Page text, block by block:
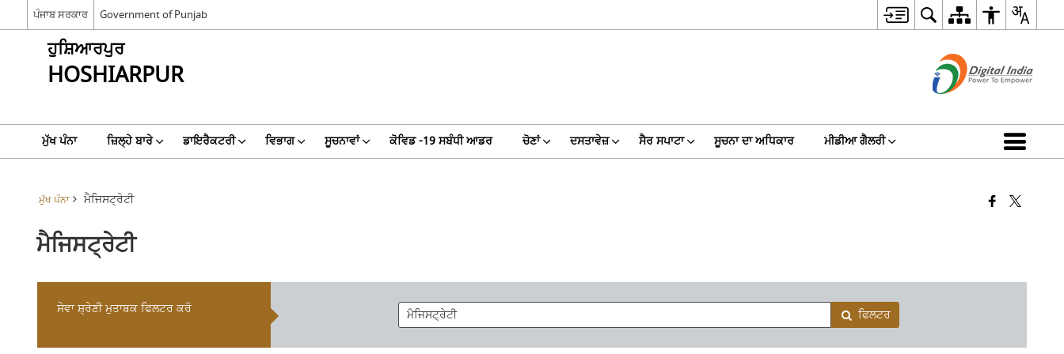
ਪੰਜਾਬ ਸਰਕਾਰ Government of Punjab
ਹੁਸ਼ਿਆਰਪੁਰ
HOSHIARPUR
ਮੁੱਖ ਪੰਨਾ ਜ਼ਿਲ੍ਹੇ ਬਾਰੇ ਡਾਇਰੈਕਟਰੀ ਵਿਭਾਗ ਸੂਚਨਾਵਾਂ ਕੋਵਿਡ -19 ਸਬੰਧੀ ਆਡਰ ਚੋਣਾਂ ਦਸਤਾਵੇਜ਼ ਸੈਰ ਸਪਾਟਾ ਸੂਚਨਾ ਦਾ ਅਧਿਕਾਰ ਮੀਡੀਆ ਗੈਲਰੀ
ਮੁੱਖ ਪੰਨਾ ਮੈਜਿਸਟ੍ਰੇਟੀ
ਮੈਜਿਸਟ੍ਰੇਟੀ
ਸੇਵਾ ਸ਼੍ਰੇਣੀ ਮੁਤਾਬਕ ਫਿਲਟਰ ਕਰੋ ਫਿਲਟਰ